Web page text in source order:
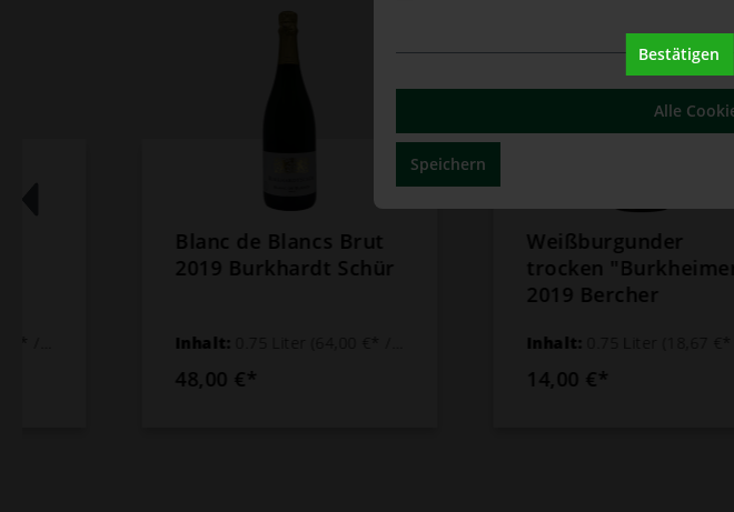
Bestätigen
Blanc de Blancs Brut
2019 Burkhardt Schür
0.75 Liter
48,00 €*
Weißburgunder
trocken "Burkheimer"
2019 Bercher
0.75 Liter
14,00 €*
Alle
Speichern